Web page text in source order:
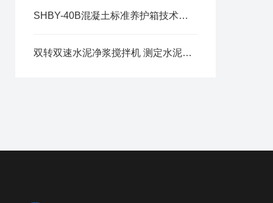
SHBY-40B混凝土标准养护箱技术参数
双转双速水泥净浆搅拌机 测定水泥标准稠度、凝结时间及制作安全性试块用